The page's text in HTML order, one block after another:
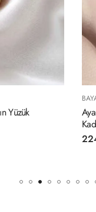
Metal Sarılan Eller Model